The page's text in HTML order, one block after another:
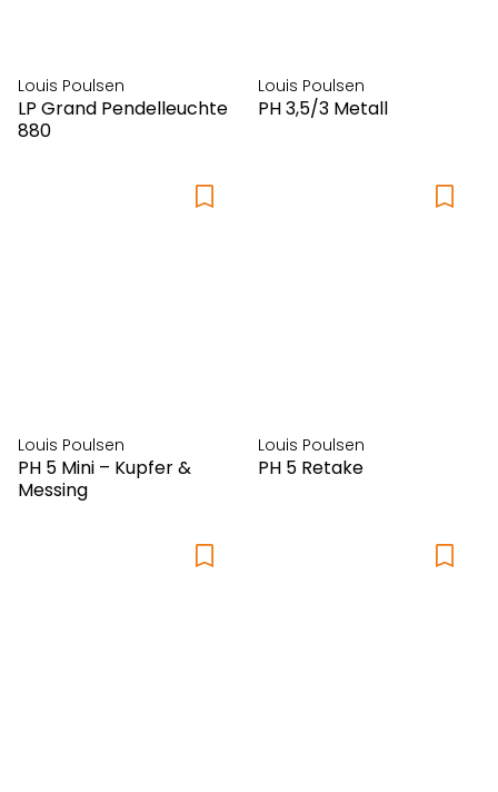
Louis Poulsen
LP Grand Pendelleuchte
880
Louis Poulsen
PH 3,5/3 Metall
Louis Poulsen
PH 5 Mini – Kupfer &
Messing
Louis Poulsen
PH 5 Retake